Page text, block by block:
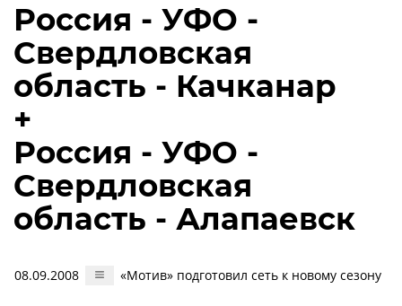
Россия - УФО -
Свердловская
область - Качканар
+
Россия - УФО -
Свердловская
область - Алапаевск
08.09.2008 «Мотив» подготовил сеть к новому сезону